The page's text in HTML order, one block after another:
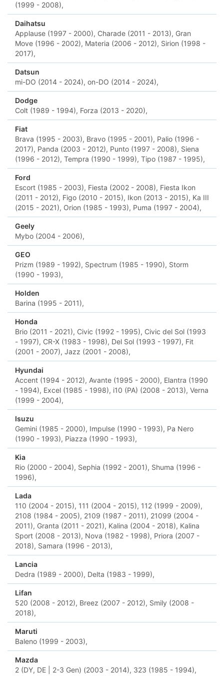
(1999 - 2008),
Daihatsu
Applause (1997 - 2000), Charade (2011 - 2013), Gran
Move (1996 - 2002), Materia (2006 - 2012), Sirion (1998 -
2017),
Datsun
mi-DO (2014 - 2024), on-DO (2014 - 2024),
Dodge
Colt (1989 - 1994), Forza (2013 - 2020),
Fiat
Brava (1995 - 2003), Bravo (1995 - 2001), Palio (1996 -
2017), Panda (2003 - 2012), Punto (1997 - 2008), Siena
(1996 - 2012), Tempra (1990 - 1999), Tipo (1987 - 1995),
Ford
Escort (1985 - 2003), Fiesta (2002 - 2008), Fiesta Ikon
(2011 - 2012), Figo (2010 - 2015), Ikon (2013 - 2015), Ka III
(2015 - 2021), Orion (1985 - 1993), Puma (1997 - 2004),
Geely
Mybo (2004 - 2006),
GEO
Prizm (1989 - 1992), Spectrum (1985 - 1990), Storm
(1990 - 1993),
Holden
Barina (1995 - 2011),
Honda
Brio (2011 - 2021), Civic (1992 - 1995), Civic del Sol (1993
- 1997), CR-X (1983 - 1998), Del Sol (1993 - 1997), Fit
(2001 - 2007), Jazz (2001 - 2008),
Hyundai
Accent (1994 - 2012), Avante (1995 - 2000), Elantra (1990
- 1994), Excel (1985 - 1998), i10 (PA) (2008 - 2013), Verna
(1999 - 2004),
Isuzu
Gemini (1985 - 2000), Impulse (1990 - 1993), Pa Nero
(1990 - 1993), Piazza (1990 - 1993),
Kia
Rio (2000 - 2004), Sephia (1992 - 2001), Shuma (1996 -
1996),
Lada
110 (2004 - 2015), 111 (2004 - 2015), 112 (1999 - 2009),
2108 (1984 - 2005), 2109 (1987 - 2011), 21099 (2004 -
2011), Granta (2011 - 2021), Kalina (2004 - 2018), Kalina
Sport (2008 - 2013), Nova (1982 - 1998), Priora (2007 -
2018), Samara (1996 - 2013),
Lancia
Dedra (1989 - 2000), Delta (1983 - 1999),
Lifan
520 (2008 - 2012), Breez (2007 - 2012), Smily (2008 -
2018),
Maruti
Baleno (1999 - 2003),
Mazda
2 (DY, DE | 2-3 Gen) (2003 - 2014), 323 (1985 - 1994),